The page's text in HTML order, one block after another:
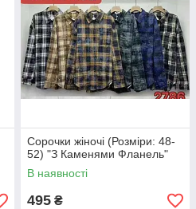
Сорочки жіночі (Розміри: 48-
52) "З Каменями Фланель"
В наявності
495 ₴